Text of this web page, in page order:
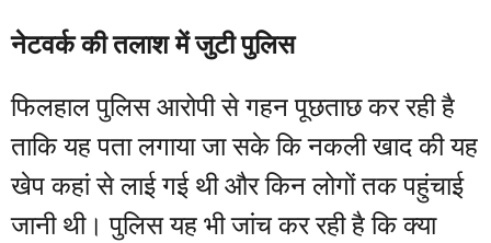
नेटवर्क की तलाश में जुटी पुलिस
फिलहाल पुलिस आरोपी से गहन पूछताछ कर रही है
ताकि यह पता लगाया जा सके कि नकली खाद की यह
खेप कहां से लाई गई थी और किन लोगों तक पहुंचाई
जानी थी। पुलिस यह भी जांच कर रही है कि क्या